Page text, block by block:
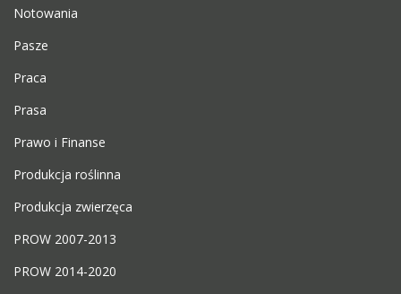
Notowania
Pasze
Praca
Prasa
Prawo i Finanse
Produkcja roślinna
Produkcja zwierzęca
PROW 2007-2013
PROW 2014-2020